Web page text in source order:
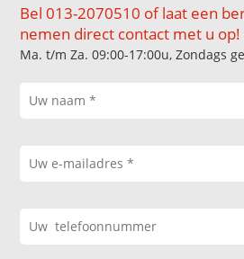
Bel 013-2070510 of laat een
nemen direct contact met u op!
Ma. t/m Za. 09:00-17:00u, Zondags